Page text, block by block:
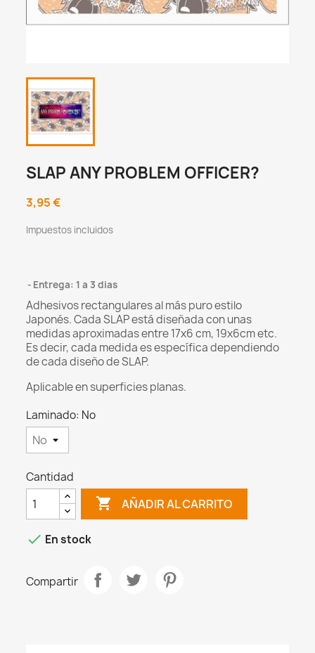
SLAP ANY PROBLEM OFFICER?
3,95 €
Impuestos incluidos
Entrega: 1 a 3 dias
Adhesivos rectangulares al más puro estilo
Japonés. Cada SLAP está diseñada con unas
medidas aproximadas entre 17x6 cm, 19x6cm etc.
Es decir, cada medida es específica dependiendo
de cada diseño de SLAP.
Aplicable en superficies planas.
Laminado: No
Cantidad
 AÑADIR AL CARRITO
 En stock
Compartir